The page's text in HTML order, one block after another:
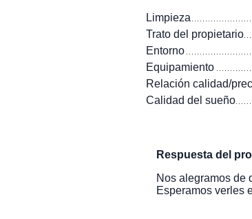
Limpieza
Trato del propietario
Entorno
Equipamiento
Relación calidad/
Calidad del sueño
Respuesta del
Nos alegramos de
Esperamos verles